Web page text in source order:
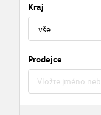
Kraj
Prodejce